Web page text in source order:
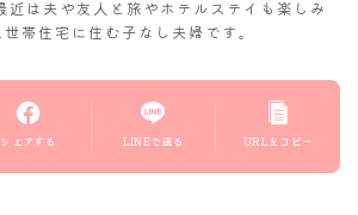
近は夫や友人と旅やホテルステイも楽しみ
帯住宅に住む子なし夫婦です。
シェアする LINEで送る URLをコピー